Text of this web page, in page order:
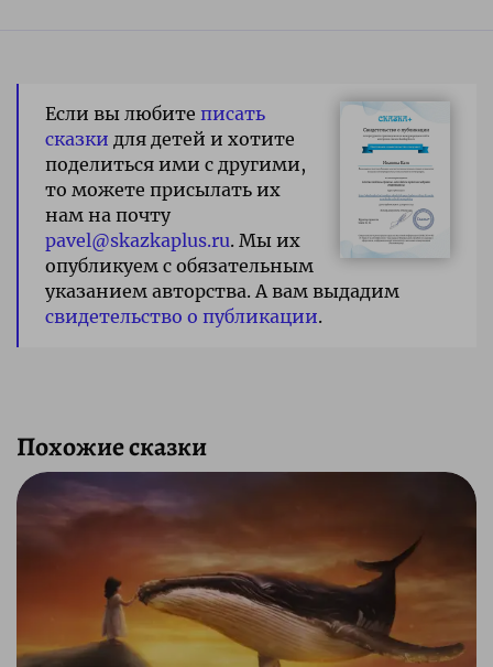
Если вы любите писать
сказки для детей и хотите
поделиться ими с другими,
то можете присылать их
нам на почту
pavel@skazkaplus.ru. Мы их
опубликуем с обязательным
указанием авторства. А вам выдадим
свидетельство о публикации.
Похожие сказки